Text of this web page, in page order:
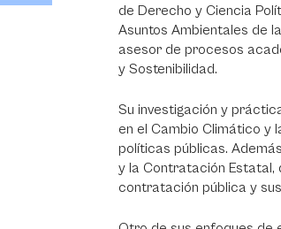
de Derecho y Ciencia
Asuntos Ambientales de
asesor de procesos
y Sostenibilidad.
Su investigación y
en el Cambio Climático y
políticas públicas.
y la Contratación Estatal,
contratación pública y